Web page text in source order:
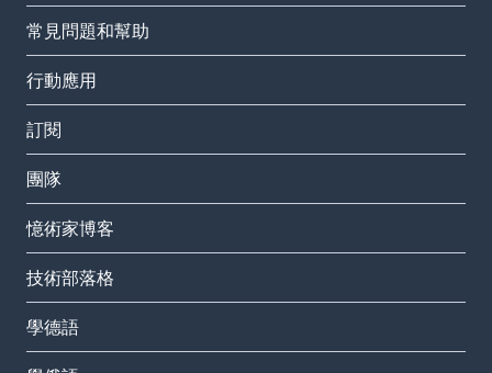
常見問題和幫助
行動應用
訂閱
團隊
憶術家博客
技術部落格
學德語